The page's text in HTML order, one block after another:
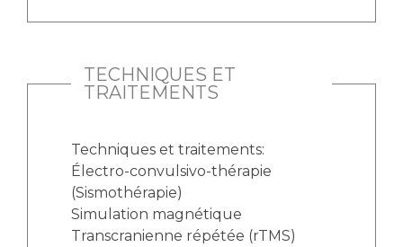
TECHNIQUES ET
TRAITEMENTS
Techniques et traitements:
Électro-convulsivo-thérapie
(Sismothérapie)
Simulation magnétique
Transcranienne répétée (rTMS)